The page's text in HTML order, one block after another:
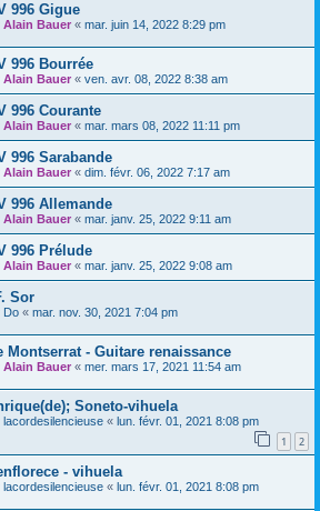
996 Gigue
Alain Bauer « mar. juin 14, 2022 8:29 pm
996 Bourrée
Alain Bauer « ven. avr. 08, 2022 8:38 am
996 Courante
Alain Bauer « mar. mars 08, 2022 11:11 pm
996 Sarabande
Alain Bauer « dim. févr. 06, 2022 7:17 am
996 Allemande
Alain Bauer « mar. janv. 25, 2022 9:11 am
996 Prélude
Alain Bauer « mar. janv. 25, 2022 9:08 am
Sor
Do « mar. nov. 30, 2021 7:04 pm
Montserrat - Guitare renaissance
Alain Bauer « mer. mars 17, 2021 11:54 am
Soneto-vihuela
lacordesilencieuse « lun. févr. 01, 2021 8:08 pm
1 2
- vihuela
lacordesilencieuse « lun. févr. 01, 2021 8:08 pm